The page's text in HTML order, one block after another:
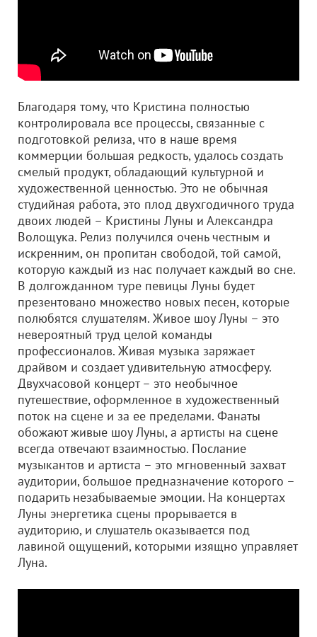
Благодаря тому, что Кристина полностью
контролировала все процессы, связанные с
подготовкой релиза, что в наше время
коммерции большая редкость, удалось создать
смелый продукт, обладающий культурной и
художественной ценностью. Это не обычная
студийная работа, это плод двухгодичного труда
двоих людей – Кристины Луны и Александра
Волощука. Релиз получился очень честным и
искренним, он пропитан свободой, той самой,
которую каждый из нас получает каждый во сне.
В долгожданном туре певицы Луны будет
презентовано множество новых песен, которые
полюбятся слушателям. Живое шоу Луны – это
невероятный труд целой команды
профессионалов. Живая музыка заряжает
драйвом и создает удивительную атмосферу.
Двухчасовой концерт – это необычное
путешествие, оформленное в художественный
поток на сцене и за ее пределами. Фанаты
обожают живые шоу Луны, а артисты на сцене
всегда отвечают взаимностью. Послание
музыкантов и артиста – это мгновенный захват
аудитории, большое предназначение которого –
подарить незабываемые эмоции. На концертах
Луны энергетика сцены прорывается в
аудиторию, и слушатель оказывается под
лавиной ощущений, которыми изящно управляет
Луна.